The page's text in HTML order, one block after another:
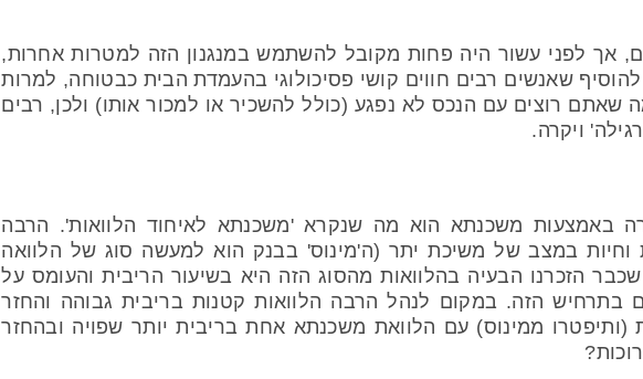
אך לפני עשור היה פחות מקובל להשתמש במנגנון הזה למטרות אחרות,
שאנשים רבים חווים קושי פסיכולוגי בהעמדת הבית כבטוחה, למרות
רוצים עם הנכס לא נפגע (כולל להשכיר או למכור אותו) ולכן, רבים
ויקרה.
באמצעות משכנתא הוא מה שנקרא 'משכנתא לאיחוד הלוואות'. הרבה
במצב של משיכת יתר (ה'מינוס' בבנק הוא למעשה סוג של הלוואה
הזכרנו הבעיה בהלוואות מהסוג הזה היא בשיעור הריבית והעומס על
בתרחיש הזה. במקום לנהל הרבה הלוואות קטנות בריבית גבוהה והחזר
ממינוס) עם הלוואת משכנתא אחת בריבית יותר שפויה ובהחזר